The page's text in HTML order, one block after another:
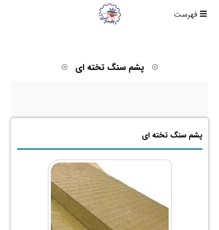
فهرست
پشم سنگ تخته ای
پشم سنگ تخته ای